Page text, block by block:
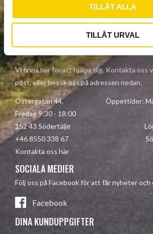
TILLÅT ALLA
TILLÅT URVAL
Dina personuppgifter behandlas i
integritetspolicy.
KONTAKTA OSS
Vi finns här för att hjälpa dig. Kontakta oss
post, eller besök oss på adressen nedan.
Östergatan 44, Öppettider:
Fredag 9:30 - 18:00
152 43 Södertälje Lördag
+46 8550 338 67
Kontakta oss här
SOCIALA MEDIER
Följ oss på Facebook för att får nyheter och
Facebook
DINA KUNDUPPGIFTER